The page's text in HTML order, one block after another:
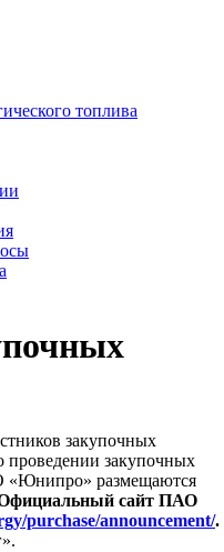
топлива
закупочных
проведении закупочных
«Юнипро» размещаются
сайт ПАО
purchase/announcement/.